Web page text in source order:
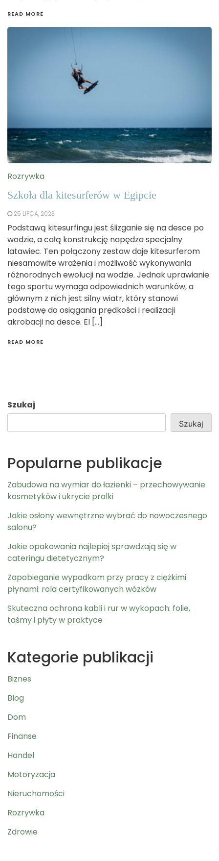
READ MORE
Rozrywka
Szkoła dla kitesurferów w Egipcie
25 LIPCA, 2023
Podstawą kitesurfingu jest ślizganie się na desce po
wodzie, a całą konstrukcję napędza specjalny
latawiec. Ten połączony zestaw daje kitesurferom
niesamowite wrażenia i możliwość wykonywania
różnorodnych ewolucji na wodzie. Jednak uprawianie
tego sportu wymaga odpowiednich warunków, a
głównym z nich jest silny wiatr, który stanowi
podstawę do osiągania prędkości i realizacji
akrobacji na desce. El […]
READ MORE
Szukaj
Szukaj
Popularne publikacje
Zabudowa na wymiar do łazienki – przechowywanie
kosmetyków i ukrycie pralki
Jakie osłony wewnętrzne wybrać do nowoczesnego
salonu?
Jakie opakowania najlepiej sprawdzają się w
cateringu dietetycznym?
Zapobieganie wypadkom przy pracy z ciężkimi
płynami: rola certyfikowanych wózków
Skuteczna ochrona kabli i rur w wykopach: folie,
taśmy i płyty w praktyce
Kategorie publikacji
Biznes
Blog
Dom
Finanse
Handel
Motoryzacja
Nieruchomości
Rozrywka
Zdrowie